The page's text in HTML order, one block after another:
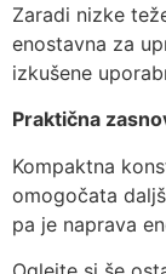
Zaradi nizke
enostavna za
izkušene
Praktična
Kompaktna
omogočata
pa je naprava